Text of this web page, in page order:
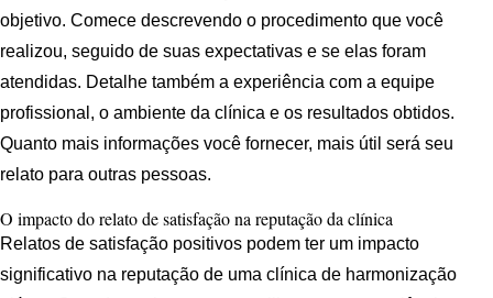
objetivo. Comece descrevendo o procedimento que você
realizou, seguido de suas expectativas e se elas foram
atendidas. Detalhe também a experiência com a equipe
profissional, o ambiente da clínica e os resultados obtidos.
Quanto mais informações você fornecer, mais útil será seu
relato para outras pessoas.
O impacto do relato de satisfação na reputação da clínica
Relatos de satisfação positivos podem ter um impacto
significativo na reputação de uma clínica de harmonização